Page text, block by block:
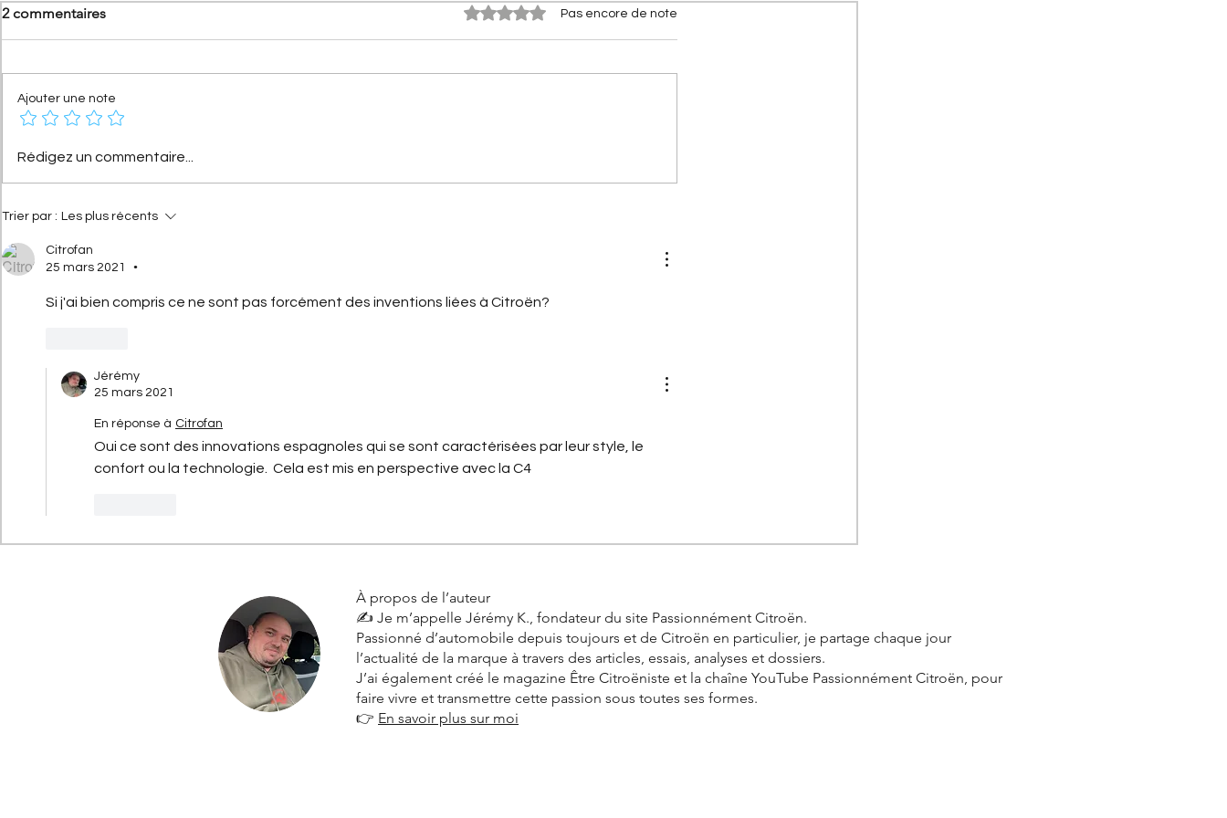
[Les séries spéciales Citroën]
devenue mythique
2 commentaires Noté 0 étoile sur 5.Pas encore de note
Ajouter une note
Rédigez un commentaire...
Trier par : Les plus récents
Citrofan
25 mars 2021
•
Si j'ai bien compris ce ne sont pas forcément des inventions liées à Citroën?
Jérémy
25 mars 2021
En réponse à Citrofan
Oui ce sont des innovations espagnoles qui se sont caractérisées par leur style, le
confort ou la technologie.  Cela est mis en perspective avec la C4
À propos de l’auteur
✍️ Je m’appelle Jérémy K., fondateur du site Passionnément Citroën.
Passionné d’automobile depuis toujours et de Citroën en particulier, je partage chaque jour
l’actualité de la marque à travers des articles, essais, analyses et dossiers.
J’ai également créé le magazine Être Citroëniste et la chaîne YouTube Passionnément Citroën, pour
faire vivre et transmettre cette passion sous toutes ses formes.
👉 En savoir plus sur moi